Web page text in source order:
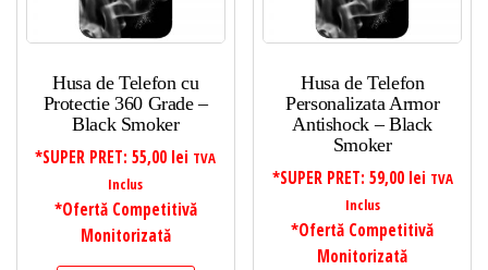
Husa de Telefon cu
Protectie 360 Grade –
Black Smoker
*SUPER PRET:55,00 lei TVA
Inclus
*Ofertă Competitivă
Monitorizată
Husa de Telefon
Personalizata Armor
Antishock – Black
Smoker
*SUPER PRET: 59,00 lei TVA
Inclus
*Ofertă Competitivă
Monitorizată